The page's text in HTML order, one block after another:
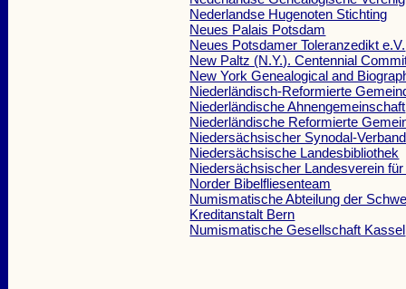
Nederlandse Hugenoten Stichting
Neues Palais Potsdam
Neues Potsdamer Toleranzedikt e.V.
New Paltz (N.Y.). Centennial
New York Genealogical and
Niederländisch-Reformierte
Niederländische Ahnengemeinschaft
Niederländische Reformierte
Niedersächsischer Synodal-
Niedersächsische Landesbibliothek
Niedersächsischer Landesverein
Norder Bibelfliesenteam
Numismatische Abteilung der
Kreditanstalt Bern
Numismatische Gesellschaft Kassel